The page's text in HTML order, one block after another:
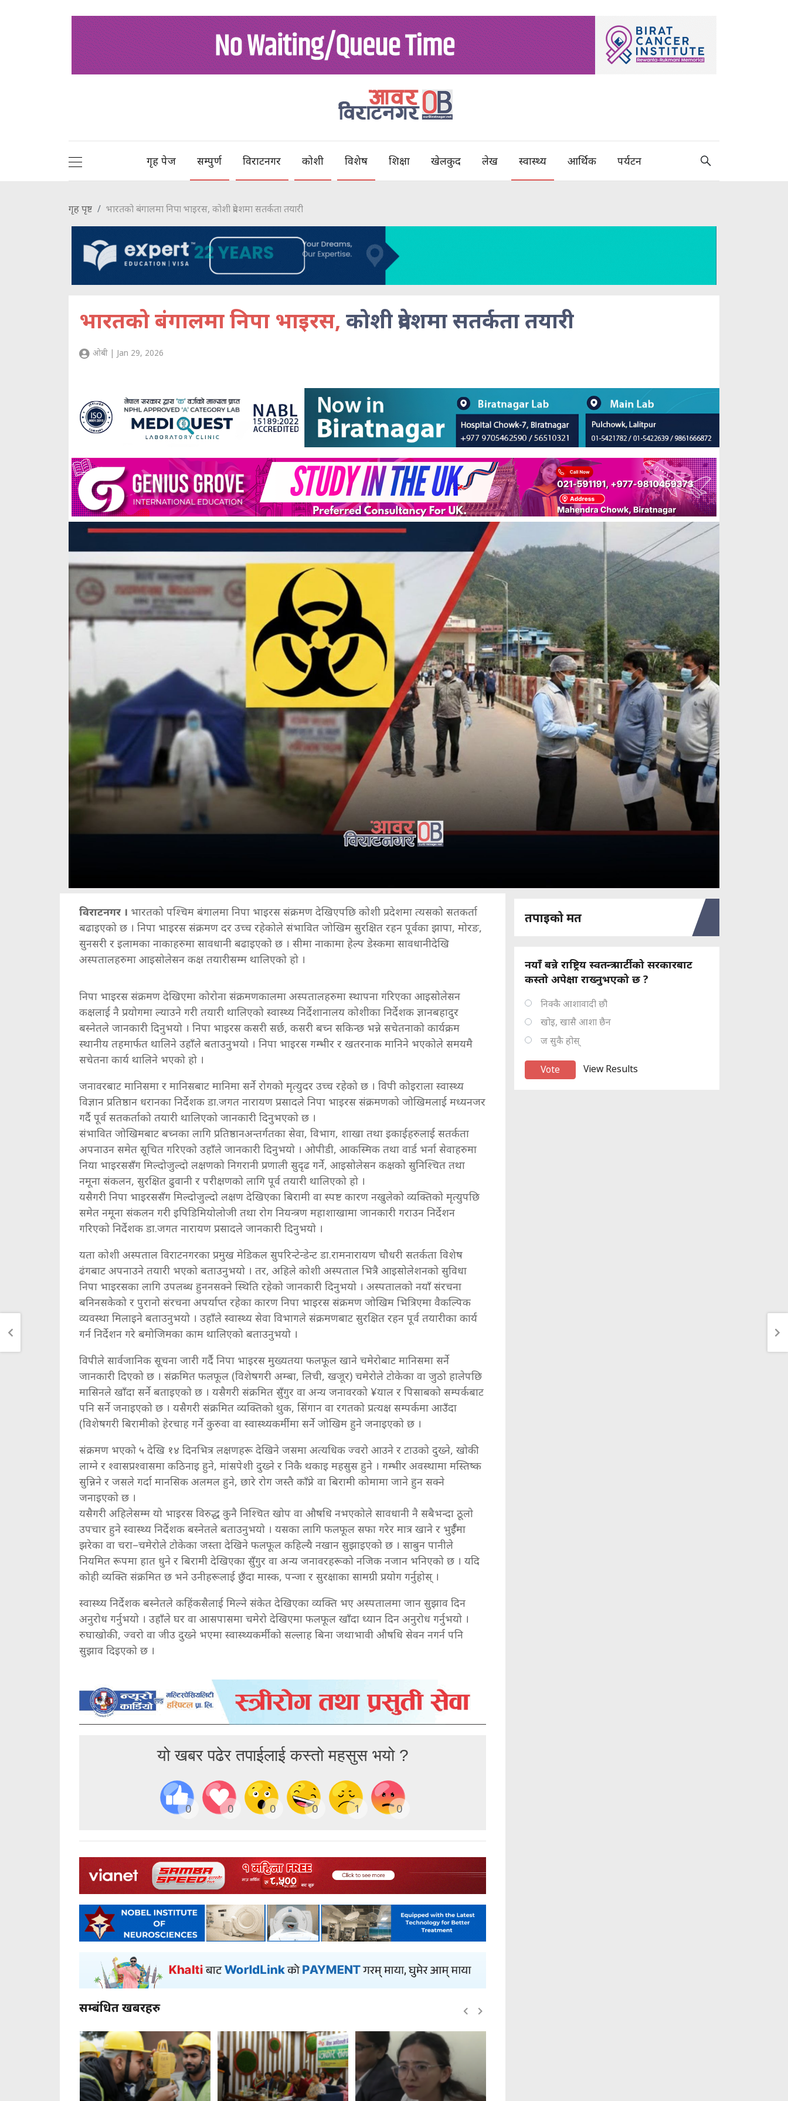
गृह पेज सम्पुर्ण विराटनगर कोशी विशेष शिक्षा खेलकुद लेख स्वास्थ्य आर्थिक पर्यटन
गृह पृष्ट भारतको बंगालमा निपा भाइरस, कोशी प्रदेशमा सतर्कता तयारी
भारतको बंगालमा निपा भाइरस, कोशी प्रदेशमा सतर्कता तयारी
ओबी | Jan 29, 2026
विराटनगर । भारतको पश्चिम बंगालमा निपा भाइरस संक्रमण देखिएपछि कोशी प्रदेशमा त्यसको सतकर्ता
बढाइएको छ । निपा भाइरस संक्रमण दर उच्च रहेकोले संभावित जोखिम सुरक्षित रहन पूर्वका झापा, मोरङ,
सुनसरी र इलामका नाकाहरुमा सावधानी बढाइएको छ । सीमा नाकामा हेल्प डेस्कमा सावधानीदेखि
अस्पतालहरुमा आइसोलेसन कक्ष तयारीसम्म थालिएको हो ।
निपा भाइरस संक्रमण देखिएमा कोरोना संक्रमणकालमा अस्पतालहरुमा स्थापना गरिएका आइसोलेसन
कक्षलाई नै प्रयोगमा ल्याउने गरी तयारी थालिएको स्वास्थ्य निर्देशानालय कोशीका निर्देशक ज्ञानबहादुर
बस्नेतले जानकारी दिनुभयो । निपा भाइरस कसरी सर्छ, कसरी बच्न सकिन्छ भन्ने सचेतनाको कार्यक्रम
स्थानीय तहमार्फत थालिने उहाँले बताउनुभयो । निपा भाइरस गम्भीर र खतरनाक मानिने भएकोले समयमै
सचेतना कार्य थालिने भएको हो ।
जनावरबाट मानिसमा र मानिसबाट मानिमा सर्ने रोगको मृत्युदर उच्च रहेको छ । विपी कोइराला स्वास्थ्य
विज्ञान प्रतिष्ठान धरानका निर्देशक डा.जगत नारायण प्रसादले निपा भाइरस संक्रमणको जोखिमलाई मध्यनजर
गर्दै पूर्व सतकर्ताको तयारी थालिएको जानकारी दिनुभएको छ ।
संभावित जोखिमबाट बच्नका लागि प्रतिष्ठानअन्तर्गतका सेवा, विभाग, शाखा तथा इकाईहरुलाई सतर्कता
अपनाउन समेत सूचित गरिएको उहाँले जानकारी दिनुभयो । ओपीडी, आकस्मिक तथा वार्ड भर्ना सेवाहरुमा
निया भाइरससँग मिल्दोजुल्दो लक्षणको निगरानी प्रणाली सुदृढ गर्ने, आइसोलेसन कक्षको सुनिश्चित तथा
नमूना संकलन, सुरक्षित ढुवानी र परीक्षणको लागि पूर्व तयारी थालिएको हो ।
यसैगरी निपा भाइरससँग मिल्दोजुल्दो लक्षण देखिएका बिरामी वा स्पष्ट कारण नखुलेको व्यक्तिको मृत्युपछि
समेत नमूना संकलन गरी इपिडिमियोलोजी तथा रोग नियन्त्रण महाशाखामा जानकारी गराउन निर्देशन
गरिएको निर्देशक डा.जगत नारायण प्रसादले जानकारी दिनुभयो ।
यता कोशी अस्पताल विराटनगरका प्रमुख मेडिकल सुपरिन्टेन्डेन्ट डा.रामनारायण चौधरी सतर्कता विशेष
ढंगबाट अपनाउने तयारी भएको बताउनुभयो । तर, अहिले कोशी अस्पताल भित्रै आइसोलेशनको सुविधा
निपा भाइरसका लागि उपलब्ध हुननसक्ने स्थिति रहेको जानकारी दिनुभयो । अस्पतालको नयाँ संरचना
बनिनसकेको र पुरानो संरचना अपर्याप्त रहेका कारण निपा भाइरस संक्रमण जोखिम भित्रिएमा वैकल्पिक
व्यवस्था मिलाइने बताउनुभयो । उहाँले स्वास्थ्य सेवा विभागले संक्रमणबाट सुरक्षित रहन पूर्व तयारीका कार्य
गर्न निर्देशन गरे बमोजिमका काम थालिएको बताउनुभयो ।
विपीले सार्वजानिक सूचना जारी गर्दै निपा भाइरस मुख्यतया फलफूल खाने चमेरोबाट मानिसमा सर्ने
जानकारी दिएको छ । ​संक्रमित फलफूल (विशेषगरी अम्बा, लिची, खजूर) चमेरोले टोकेका वा जुठो हालेपछि
मासिनले खाँदा सर्ने बताइएको छ । यसैगरी संक्रमित सुँगुर वा अन्य जनावरको ¥याल र पिसाबको सम्पर्कबाट
पनि सर्ने जनाइएको छ । यसैगरी संक्रमित व्यक्तिको थुक, सिंगान वा रगतको प्रत्यक्ष सम्पर्कमा आउँदा
(विशेषगरी बिरामीको हेरचाह गर्ने कुरुवा वा स्वास्थ्यकर्मीमा सर्ने जोखिम हुने जनाइएको छ ।
​संक्रमण भएको ५ देखि १४ दिनभित्र लक्षणहरू देखिने जसमा ​अत्यधिक ज्वरो आउने र टाउको दुख्ने, ​खोकी
लाग्ने र श्वासप्रश्वासमा कठिनाइ हुने, ​मांसपेशी दुख्ने र निकै थकाइ महसुस हुने । ​गम्भीर अवस्थामा मस्तिष्क
सुन्निने र जसले गर्दा मानसिक अलमल हुने, छारे रोग जस्तै काँप्ने वा बिरामी कोमामा जाने हुन सक्ने
जनाइएको छ ।
यसैगरी ​अहिलेसम्म यो भाइरस विरुद्ध कुनै निश्चित खोप वा औषधि नभएकोले सावधानी नै सबैभन्दा ठूलो
उपचार हुने स्वास्थ्य निर्देशक बस्नेतले बताउनुभयो । यसका लागि ​फलफूल सफा गरेर मात्र खाने र भुईँमा
झरेका वा चरा–चमेरोले टोकेका जस्ता देखिने फलफूल कहिल्यै नखान सुझाइएको छ । साबुन पानीले
नियमित रूपमा हात धुने र बिरामी देखिएका सुँगुर वा अन्य जनावरहरूको नजिक नजान भनिएको छ । यदि
कोही व्यक्ति संक्रमित छ भने उनीहरूलाई छुँदा मास्क, पन्जा र सुरक्षाका सामग्री प्रयोग गर्नुहोस् ।
स्वास्थ्य निर्देशक बस्नेतले कहिंकसैलाई मिल्ने संकेत देखिएका व्यक्ति भए अस्पतालमा जान सुझाव दिन
अनुरोध गर्नुभयो । उहाँले घर वा आसपासमा चमेरो देखिएमा फलफूल खाँदा ध्यान दिन अनुरोध गर्नुभयो ।
रुघाखोकी, ज्वरो वा जीउ दुख्ने भएमा स्वास्थ्यकर्मीको सल्लाह बिना जथाभावी औषधि सेवन नगर्न पनि
सुझाव दिइएको छ ।
यो खबर पढेर तपाईलाई कस्तो महसुस भयो ?
0 0 0 0 1 0
सम्बंधित खबरहरु
तपाइको मत
नयाँ बन्ने राष्ट्रिय स्वतन्त्र पार्टीको सरकारबाट
कस्तो अपेक्षा राख्नुभएको छ ?
निक्कै आशावादी छौ
खोइ, खासै आशा छैन
ज सुकै होस्
View Results